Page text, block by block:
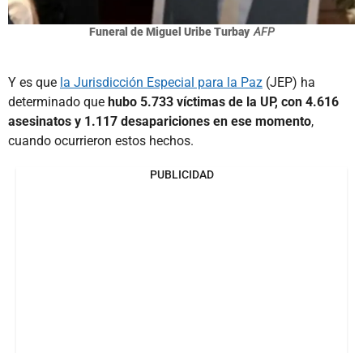
Funeral de Miguel Uribe Turbay AFP
Y es que la Jurisdicción Especial para la Paz (JEP) ha
determinado que hubo 5.733 víctimas de la UP, con 4.616
asesinatos y 1.117 desapariciones en ese momento,
cuando ocurrieron estos hechos.
PUBLICIDAD